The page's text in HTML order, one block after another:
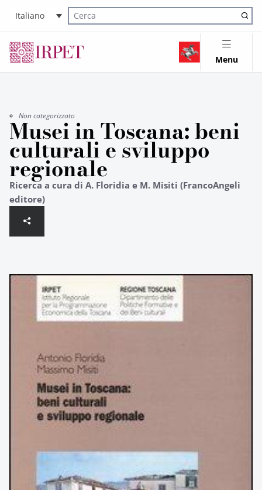
Italiano
Cerca nel sito
Menu
Non categorizzato
Musei in Toscana: beni
culturali e sviluppo
regionale
Ricerca a cura di A. Floridia e M. Misiti (FrancoAngeli
editore)